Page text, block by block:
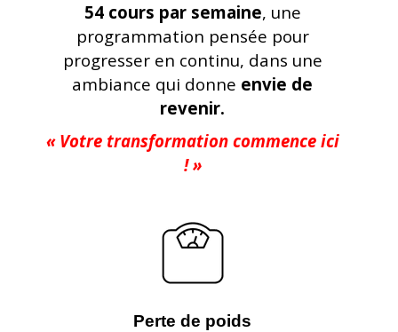
chaque mouvement àton niveau
ton objectif, dès le premier jour.
54 cours par semaine, une
programmation pensée pour
ambiance qui donneenvie de
revenir.
! »